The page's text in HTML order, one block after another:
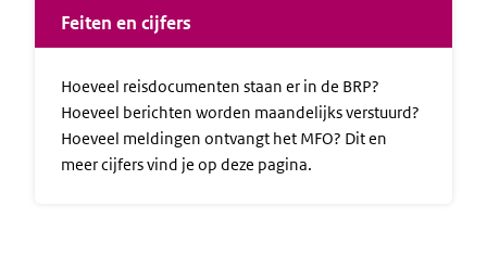
Feiten en cijfers
Hoeveel reisdocumenten staan er in de BRP?
Hoeveel berichten worden maandelijks verstuurd?
Hoeveel meldingen ontvangt het MFO? Dit en
meer cijfers vind je op deze pagina.